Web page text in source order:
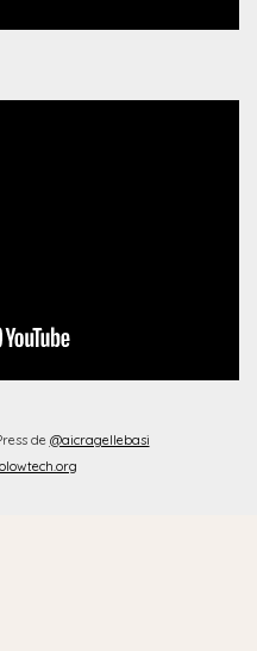
de @aicragellebasi